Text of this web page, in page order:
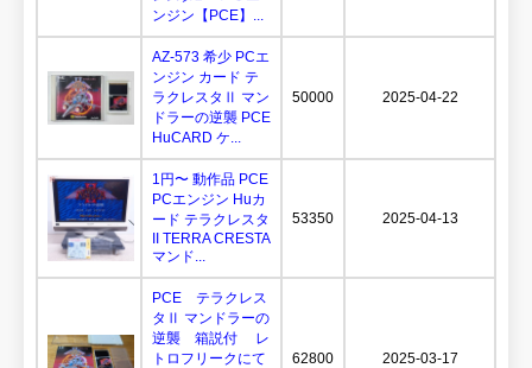
ンジン【PCE】...
AZ-573 希少 PCエ
ンジン カード テ
ラクレスタⅡ マン
ドラーの逆襲 PCE
HuCARD ケ...
50000 2025-04-22
1円〜 動作品 PCE
PCエンジン Huカ
ード テラクレスタ
II TERRA CRESTA
マンド...
53350 2025-04-13
PCE テラクレス
タⅡ マンドラーの
逆襲 箱説付 レ
トロフリークにて
62800 2025-03-17